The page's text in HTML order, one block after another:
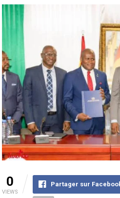
0
VIEWS
Partager sur